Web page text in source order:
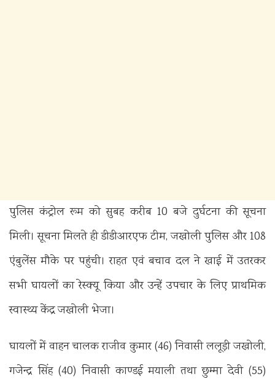
पुलिस कंट्रोल रूम को सुबह करीब 10 बजे दुर्घटना की सूचना
मिली। सूचना मिलते ही डीडीआरएफ टीम, जखोली पुलिस और 108
एंबुलेंस मौके पर पहुंची। राहत एवं बचाव दल ने खाई में उतरकर
सभी घायलों का रेस्क्यू किया और उन्हें उपचार के लिए प्राथमिक
स्वास्थ्य केंद्र जखोली भेजा।
घायलों में वाहन चालक राजीव कुमार (46) निवासी ललूड़ी जखोली,
गजेन्द्र सिंह (40) निवासी काण्डई मयाली तथा छुम्मा देवी (55)